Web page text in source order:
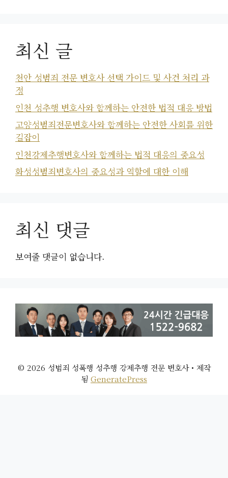
최신 글
천안 성범죄 전문 변호사 선택 가이드 및 사건 처리 과
정
인천 성추행 변호사와 함께하는 안전한 법적 대응 방법
고양성범죄전문변호사와 함께하는 안전한 사회를 위한
길잡이
인천강제추행변호사와 함께하는 법적 대응의 중요성
화성성범죄변호사의 중요성과 역할에 대한 이해
최신 댓글
보여줄 댓글이 없습니다.
© 2026 성범죄 성폭행 성추행 강제추행 전문 변호사• 제작
됨 GeneratePress